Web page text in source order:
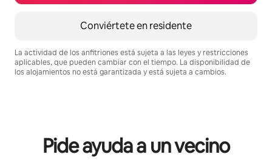
Conviértete en residente
La actividad de los anfitriones está sujeta a las leyes y restricciones
aplicables, que pueden cambiar con el tiempo. La disponibilidad de
los alojamientos no está garantizada y está sujeta a cambios.
Pide ayuda a un vecino